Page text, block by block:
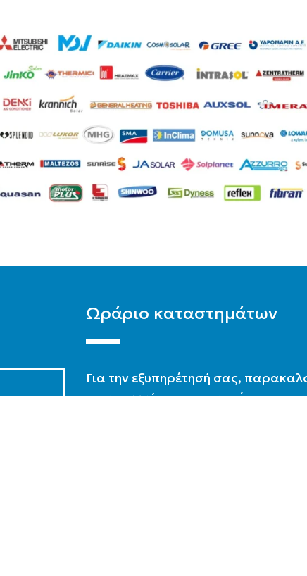
Ωράριο καταστημάτων
Για την εξυπηρέτησή σας,
επικοινωνήστε με το κατάστημα της